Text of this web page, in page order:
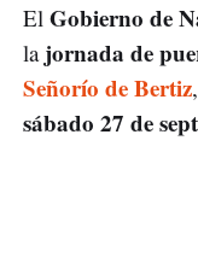
El Gobierno de
la jornada de
Señorío de Bertiz
sábado 27 de